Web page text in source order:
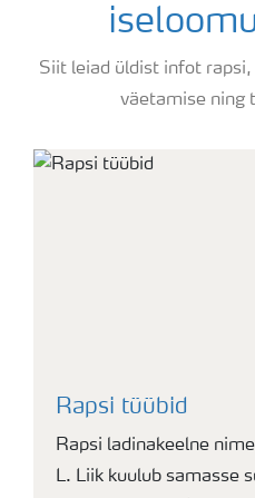
Siit leiad üldist infot
väetamise ning
Rapsi tüübid
Rapsi ladinakeelne
L. Liik kuulub samasse